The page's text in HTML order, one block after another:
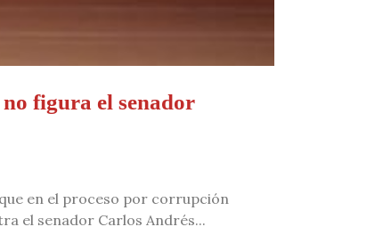
figura el senador
en el proceso por corrupción
el senador Carlos Andrés...